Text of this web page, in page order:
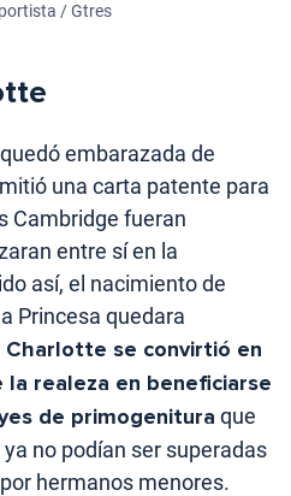
/ Gtres
quedó embarazada de
una carta patente para
Cambridge fueran
entre sí en la
así, el nacimiento de
Princesa quedara
Charlotte se convirtió en
realeza en beneficiarse
de primogenitura que
no podían ser superadas
hermanos menores.